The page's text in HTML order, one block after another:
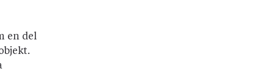
en del